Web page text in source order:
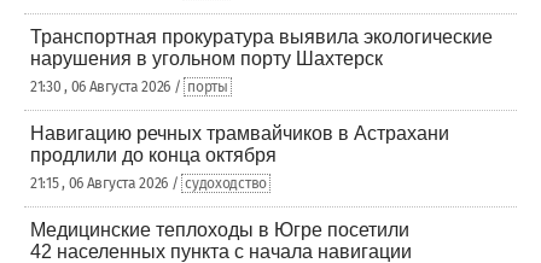
Транспортная прокуратура выявила экологические
нарушения в угольном порту Шахтерск
21:30 , 06 Августа 2026 / порты
Навигацию речных трамвайчиков в Астрахани
продлили до конца октября
21:15 , 06 Августа 2026 / судоходство
Медицинские теплоходы в Югре посетили
42 населенных пункта с начала навигации